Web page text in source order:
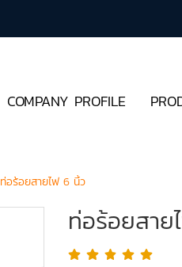
COMPANY PROFILE
ท่อร้อยสายไฟ 6 นิ้ว
ท่อร้อยสา